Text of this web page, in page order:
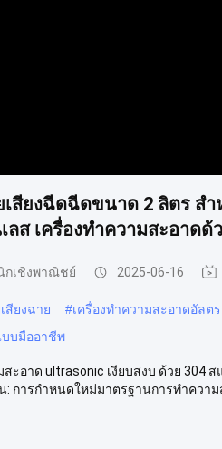
สียงฉีดฉีดขนาด 2 ลิตร สํ
ส เครื่องทําความสะอาดด้
กเชิงพาณิชย์ 2025-06-16
สียงฉาย #เครื่องทำความสะอาดอัลต
บบมืออาชีพ
ะอาด ultrasonic เงียบสงบ ด้วย 304
การกําหนดใหม่มาตรฐานการทําความส